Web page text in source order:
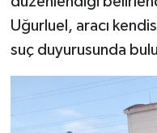
Uğurluel, aracı
suç duyurusunda